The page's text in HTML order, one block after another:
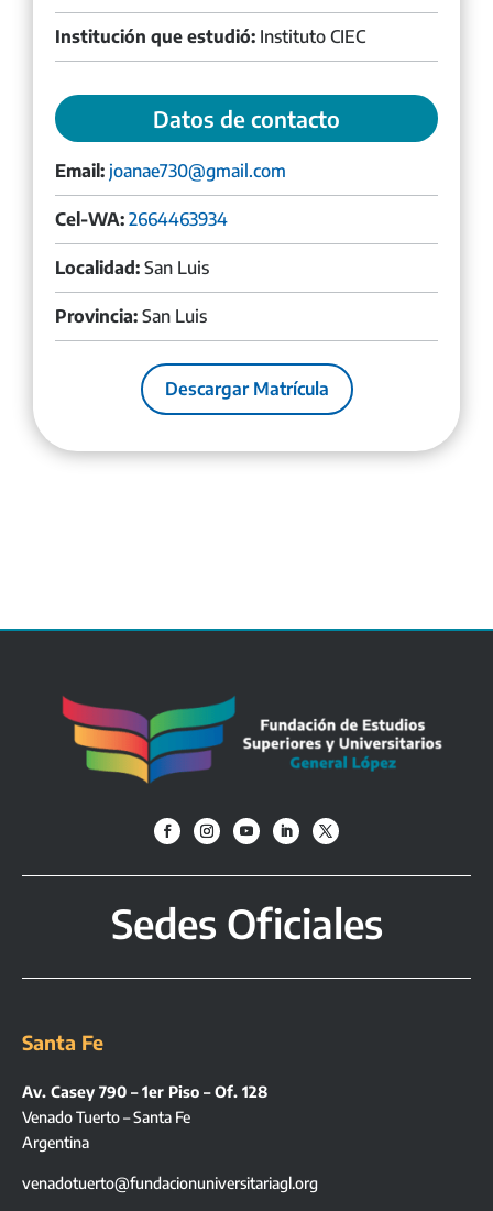
Institución que estudió: Instituto CIEC
Datos de contacto
Email: joanae730@gmail.com
Cel-WA: 2664463934
Localidad: San Luis
Provincia: San Luis
Descargar Matrícula
Sedes Oficiales
Santa Fe
Av. Casey 790 – 1er Piso – Of. 128
Venado Tuerto – Santa Fe
Argentina
venadotuerto@fundacionuniversitariagl.org